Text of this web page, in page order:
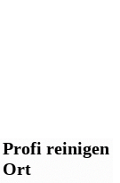
reinigen
Ort